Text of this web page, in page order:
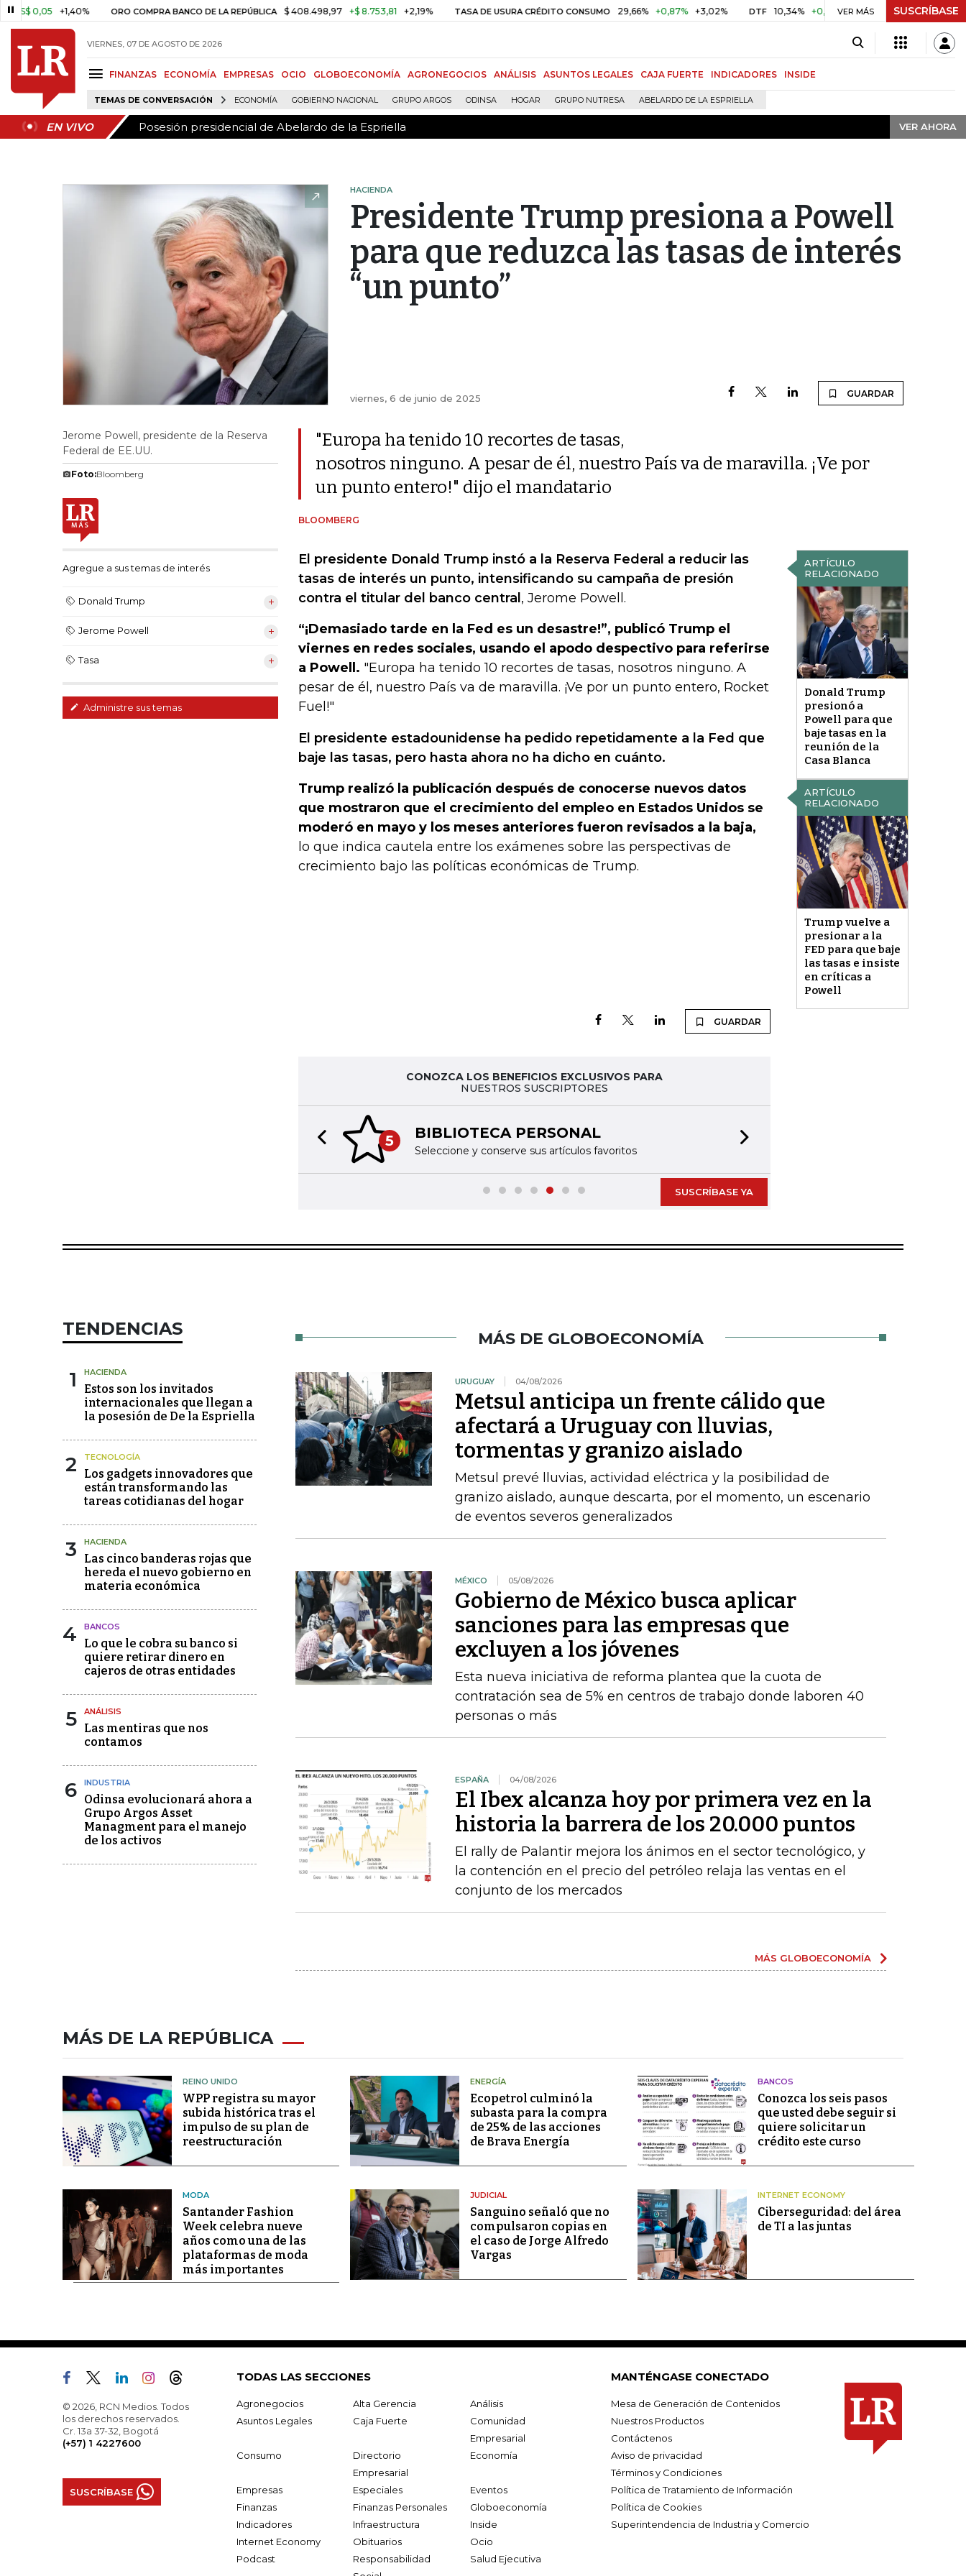
+1,40% ORO COMPRA BANCO DE LA REPÚBLICA $ 408.498,97 +$ 8.753,81 +2,19% TASA DE USURA CRÉDITO CONSUMO 29,66% +0,87% +3,02% DTF 10,34% +0,10% +0,98% UVR $ 416,91 +$ 0,05
VER MÁS SUSCRÍBASE
VIERNES, 07 DE AGOSTO DE 2026
FINANZAS ECONOMÍA EMPRESAS OCIO GLOBOECONOMÍA AGRONEGOCIOS ANÁLISIS ASUNTOS LEGALES CAJA FUERTE INDICADORES INSIDE
TEMAS DE CONVERSACIÓN ECONOMÍA GOBIERNO NACIONAL GRUPO ARGOS ODINSA HOGAR GRUPO NUTRESA ABELARDO DE LA ESPRIELLA
EN VIVO Posesión presidencial de Abelardo de la Espriella VER AHORA
EN VIVO Posesión presidencial de Abelardo de la Espriella VER AHORA
HACIENDA
Presidente Trump presiona a Powell
para que reduzca las tasas de interés
“un punto”
viernes, 6 de junio de 2025 GUARDAR
Jerome Powell, presidente de la Reserva
Federal de EE.UU.
Foto:Bloomberg
Agregue a sus temas de interés
Donald Trump
Jerome Powell
Tasa
Administre sus temas
"Europa ha tenido 10 recortes de tasas,
nosotros ninguno. A pesar de él, nuestro País va de maravilla. ¡Ve por
un punto entero!" dijo el mandatario
BLOOMBERG
ARTÍCULO
RELACIONADO
Donald Trump
presionó a
Powell para que
baje tasas en la
reunión de la
Casa Blanca
El presidente Donald Trump instó a la Reserva Federal a reducir las
tasas de interés un punto, intensificando su campaña de presión
contra el titular del banco central , Jerome Powell.
“¡Demasiado tarde en la Fed es un desastre!”, publicó Trump el
viernes en redes sociales, usando el apodo despectivo para referirse
a Powell. "Europa ha tenido 10 recortes de tasas, nosotros ninguno. A
pesar de él, nuestro País va de maravilla. ¡Ve por un punto entero, Rocket
Fuel!"
ARTÍCULO
RELACIONADO
Trump vuelve a
presionar a la
FED para que baje
las tasas e insiste
en críticas a
Powell
El presidente estadounidense ha pedido repetidamente a la Fed que
baje las tasas, pero hasta ahora no ha dicho en cuánto.
Trump realizó la publicación después de conocerse nuevos datos
que mostraron que el crecimiento del empleo en Estados Unidos se
moderó en mayo y los meses anteriores fueron revisados ​​a la baja,
lo que indica cautela entre los exámenes sobre las perspectivas de
crecimiento bajo las políticas económicas de Trump.
GUARDAR
CONOZCA LOS BENEFICIOS EXCLUSIVOS PARA
NUESTROS SUSCRIPTORES
5 BIBLIOTECA PERSONAL
Seleccione y conserve sus artículos favoritos
Previous slide
SUSCRÍBASE YA
TENDENCIAS
1 HACIENDA
Estos son los invitados
internacionales que llegan a
la posesión de De la Espriella
2 TECNOLOGÍA
Los gadgets innovadores que
están transformando las
tareas cotidianas del hogar
3 HACIENDA
Las cinco banderas rojas que
hereda el nuevo gobierno en
materia económica
4 BANCOS
Lo que le cobra su banco si
quiere retirar dinero en
cajeros de otras entidades
5 ANÁLISIS
Las mentiras que nos
contamos
6 INDUSTRIA
Odinsa evolucionará ahora a
Grupo Argos Asset
Managment para el manejo
de los activos
MÁS DE GLOBOECONOMÍA
URUGUAY 04/08/2026
Metsul anticipa un frente cálido que
afectará a Uruguay con lluvias,
tormentas y granizo aislado
Metsul prevé lluvias, actividad eléctrica y la posibilidad de
granizo aislado, aunque descarta, por el momento, un escenario
de eventos severos generalizados
MÉXICO 05/08/2026
Gobierno de México busca aplicar
sanciones para las empresas que
excluyen a los jóvenes
Esta nueva iniciativa de reforma plantea que la cuota de
contratación sea de 5% en centros de trabajo donde laboren 40
personas o más
ESPAÑA 04/08/2026
El Ibex alcanza hoy por primera vez en la
historia la barrera de los 20.000 puntos
El rally de Palantir mejora los ánimos en el sector tecnológico, y
la contención en el precio del petróleo relaja las ventas en el
conjunto de los mercados
MÁS GLOBOECONOMÍA
MÁS DE LA REPÚBLICA
REINO UNIDO
WPP registra su mayor
subida histórica tras el
impulso de su plan de
reestructuración
ENERGÍA
Ecopetrol culminó la
subasta para la compra
de 25% de las acciones
de Brava Energía
BANCOS
Conozca los seis pasos
que usted debe seguir si
quiere solicitar un
crédito este curso
MODA
Santander Fashion
Week celebra nueve
años como una de las
plataformas de moda
más importantes
JUDICIAL
Sanguino señaló que no
compulsaron copias en
el caso de Jorge Alfredo
Vargas
INTERNET ECONOMY
Ciberseguridad: del área
de TI a las juntas
© 2026, RCN Medios. Todos
los derechos reservados.
Cr. 13a 37-32, Bogotá
(+57) 1 4227600
SUSCRÍBASE
TODAS LAS SECCIONES
Agronegocios Alta Gerencia
Análisis
Asuntos Legales
Caja Fuerte
Comunidad
Empresarial
Consumo
Directorio
Empresarial
Economía
Empresas Especiales
Eventos
Finanzas
Finanzas Personales
Globoeconomía
Indicadores
Infraestructura
Inside
Internet Economy
Obituarios
Ocio
Podcast
Responsabilidad
Salud Ejecutiva
MANTÉNGASE CONECTADO
Mesa de Generación de Contenidos
Nuestros Productos
Contáctenos
Aviso de privacidad
Términos y Condiciones
Política de Tratamiento de Información
Política de Cookies
Superintendencia de Industria y Comercio